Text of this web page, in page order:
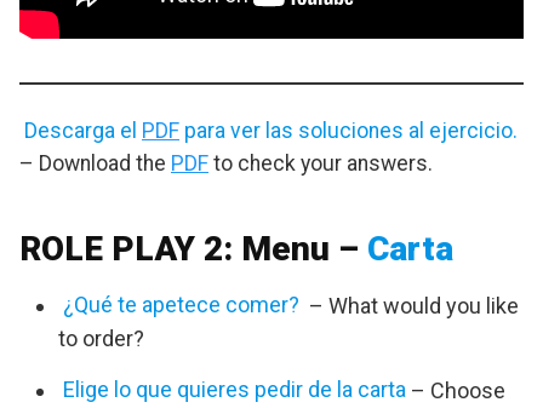
Descarga el PDF para ver las soluciones al ejercicio.
– Download the PDF to check your answers.
ROLE PLAY 2: Menu – Carta
¿Qué te apetece comer? – What would you like
to order?
Elige lo que quieres pedir de la carta – Choose